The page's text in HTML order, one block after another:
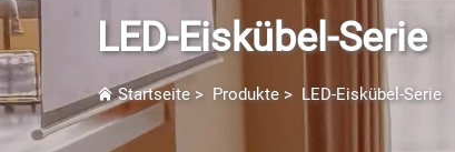
LED-Eiskübel-Serie
Startseite > Produkte > LED-Eiskübel-Serie